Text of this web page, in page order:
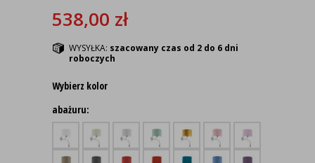
538,00 zł
WYSYŁKA: szacowany czas od 2 do 6 dni
roboczych
Wybierz kolor
abażuru: